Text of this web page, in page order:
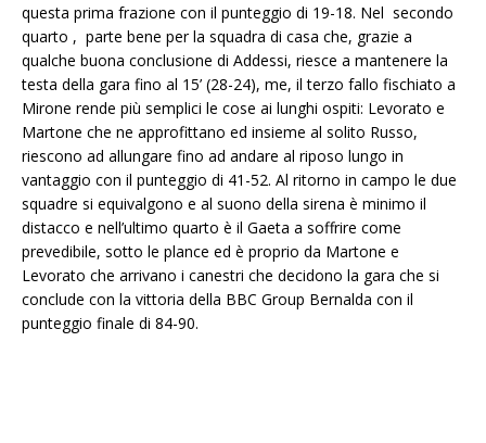
questa prima frazione con il punteggio di 19-18. Nel secondo
quarto , parte bene per la squadra di casa che, grazie a
qualche buona conclusione di Addessi, riesce a mantenere la
testa della gara fino al 15’ (28-24), me, il terzo fallo fischiato a
Mirone rende più semplici le cose ai lunghi ospiti: Levorato e
Martone che ne approfittano ed insieme al solito Russo,
riescono ad allungare fino ad andare al riposo lungo in
vantaggio con il punteggio di 41-52. Al ritorno in campo le due
squadre si equivalgono e al suono della sirena è minimo il
distacco e nell’ultimo quarto è il Gaeta a soffrire come
prevedibile, sotto le plance ed è proprio da Martone e
Levorato che arrivano i canestri che decidono la gara che si
conclude con la vittoria della BBC Group Bernalda con il
punteggio finale di 84-90.